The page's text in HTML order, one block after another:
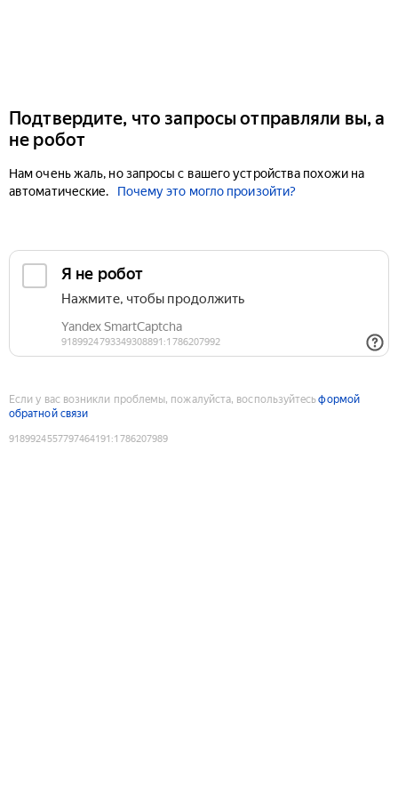
Подтвердите, что запросы отправляли вы, а
не робот
Нам очень жаль, но запросы с вашего устройства похожи на
автоматические.
Почему это могло произойти?
Если у вас возникли проблемы, пожалуйста, воспользуйтесьформой
обратной связи
9189924557797464191 :1786207989